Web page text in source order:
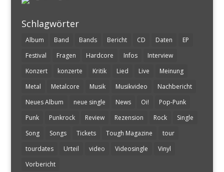
Schlagwörter
Album Band Bands Bericht CD Daten
EP
Festival
Fragen Hardcore Infos
Interview
Konzert
konzerte Kritik Lied Live
Meinung
Metal
Metalcore Musik Musikvideo
Nachbericht
Neues Album
neue single News Oi!
Pop-Punk
Punk
Punkrock Review Rezension Rock
Single
Song
Songs Tickets Tough Magazine
tour
tourdates
Urteil video Videosingle
Vinyl
Vorbericht